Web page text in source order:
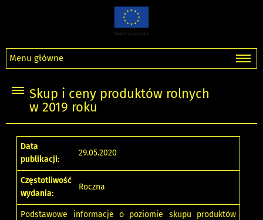
Menu główne
Skup i ceny produktów rolnych
w 2019 roku
Data
publikacji:
29.05.2020
Częstotliwość
wydania:
Roczna
Podstawowe informacje o poziomie skupu produktów